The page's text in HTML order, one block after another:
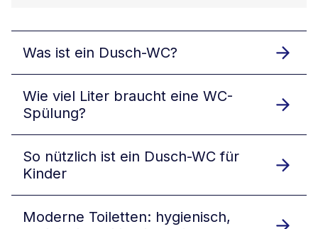
Was ist ein Dusch-WC?
Wie viel Liter braucht eine WC-
Spülung?
So nützlich ist ein Dusch-WC für
Kinder
Moderne Toiletten: hygienisch,